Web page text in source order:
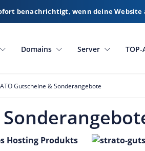
benachrichtigt, wenn deine
Domains Server
Gutscheine & Sonderangebote
Hosting Produkts